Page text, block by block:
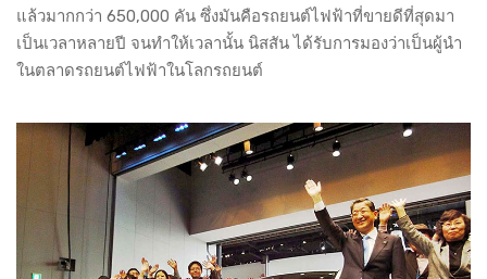
แล้วมากกว่า 650,000 คัน ซึ่งมันคือรถยนต์ไฟฟ้าที่ขายดีที่สุดมา
เป็นเวลาหลายปี จนทำให้เวลานั้น นิสสัน ได้รับการมองว่าเป็นผู้นำ
ในตลาดรถยนต์ไฟฟ้าในโลกรถยนต์